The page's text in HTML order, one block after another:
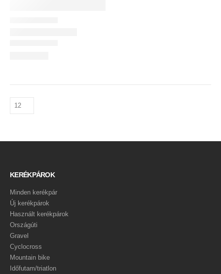
KERÉKPÁROK
Minden kerékpár
Új kerékpárok
Használt kerékpárok
Országúti
Gravel
Cyclocross
Mountain bike
Időfutam/triatlon